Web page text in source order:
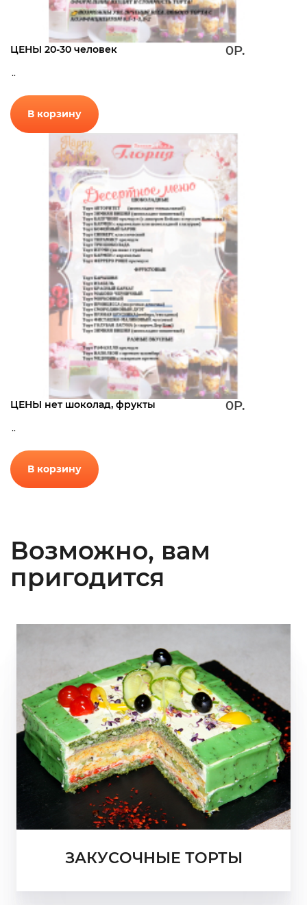
ЦЕНЫ 20-30 человек 0Р.
..
В корзину
ЦЕНЫ нет шоколад, фрукты 0Р.
..
В корзину
Возможно, вам
пригодится
ЗАКУСОЧНЫЕ ТОРТЫ